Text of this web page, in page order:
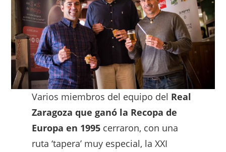
Varios miembros del equipo del Real
Zaragoza que ganó la Recopa de
Europa en 1995cerraron, con una
ruta ‘tapera’ muy especial, la XXI